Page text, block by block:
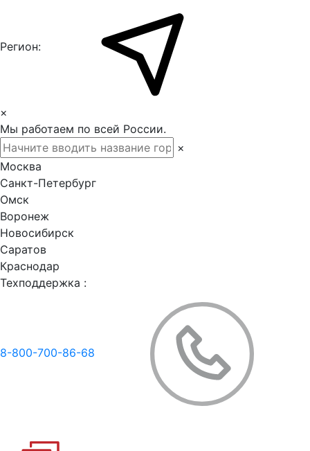
Регион:
×
Мы работаем по всей России.
×
Москва
Санкт-Петербург
Омск
Воронеж
Новосибирск
Саратов
Краснодар
Техподдержка :
8-800-700-86-68